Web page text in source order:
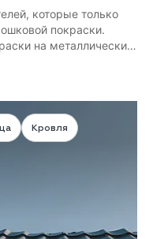
которые только
покраски.
на металлические
до
Кровля